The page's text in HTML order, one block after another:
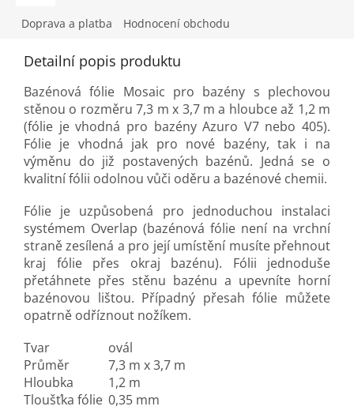
Doprava a platba Hodnocení obchodu
Detailní popis produktu
Bazénová fólie Mosaic pro bazény s plechovou
stěnou o rozměru 7,3 m x 3,7 m a hloubce až 1,2 m
(fólie je vhodná pro bazény Azuro V7 nebo 405).
Fólie je vhodná jak pro nové bazény, tak i na
výměnu do již postavených bazénů. Jedná se o
kvalitní fólii odolnou vůči oděru a bazénové chemii.
Fólie je uzpůsobená pro jednoduchou instalaci
systémem Overlap (bazénová fólie není na vrchní
straně zesílená a pro její umístění musíte přehnout
kraj fólie přes okraj bazénu). Fólii jednoduše
přetáhnete přes stěnu bazénu a upevníte horní
bazénovou lištou. Případný přesah fólie můžete
opatrně odříznout nožíkem.
Tvar
ovál
Průměr
7,3 m x 3,7 m
Hloubka
1,2 m
Tloušťka fólie 0,35 mm